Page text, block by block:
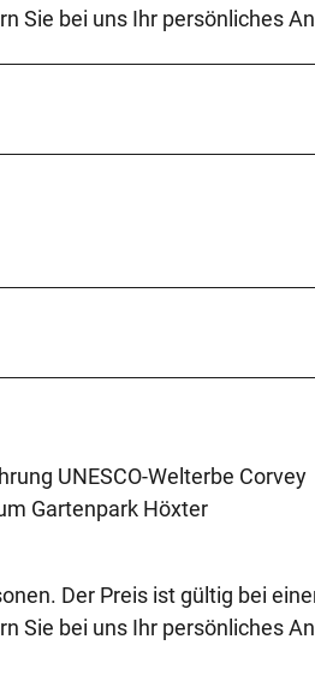
Sie bei uns Ihr persönliches
UNESCO-Welterbe Corvey
Gartenpark Höxter
Der Preis ist gültig bei
Sie bei uns Ihr persönliches